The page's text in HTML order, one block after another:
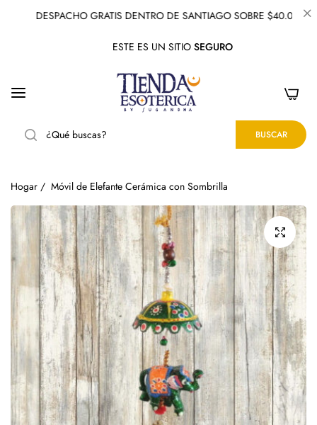
DESPACHO GRATIS DENTRO DE SANTIAGO SOBRE $40.000
ESTE ES UN SITIO SEGURO
BUSCAR
Hogar / Móvil de Elefante Cerámica con Sombrilla